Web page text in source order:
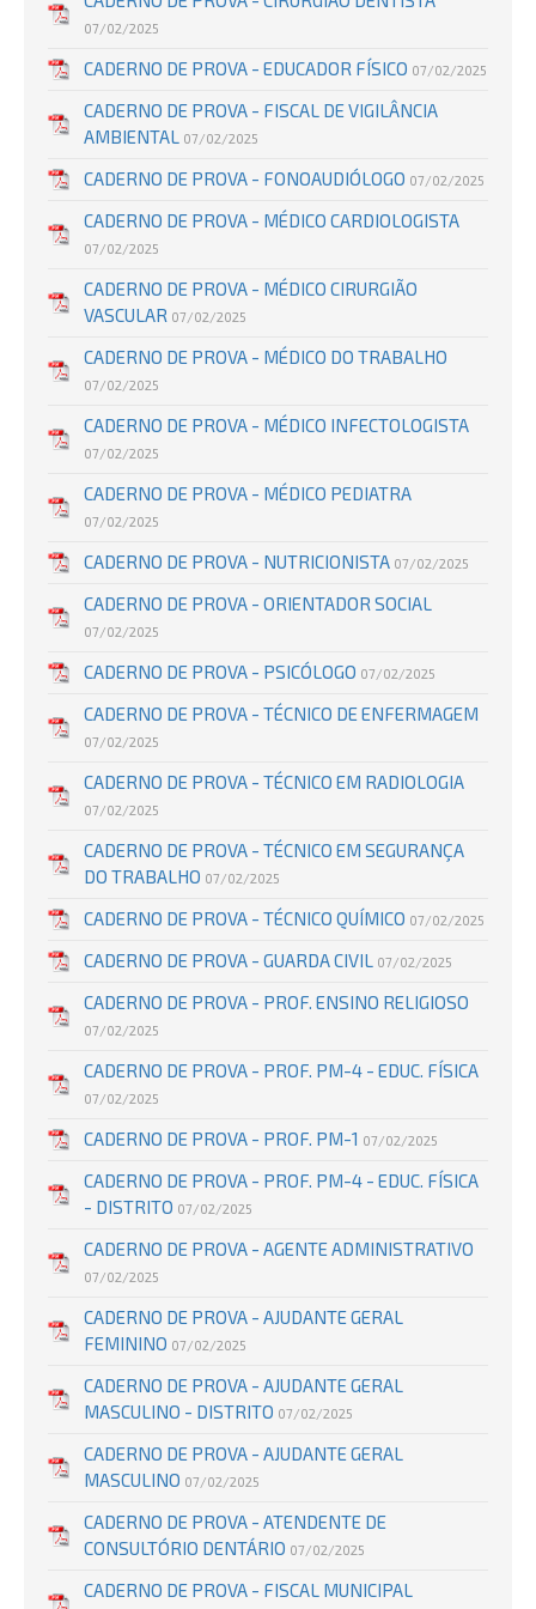
07/02/2025
CADERNO DE PROVA - EDUCADOR FÍSICO 07/02/2025
CADERNO DE PROVA - FISCAL DE VIGILÂNCIA
AMBIENTAL 07/02/2025
CADERNO DE PROVA - FONOAUDIÓLOGO 07/02/2025
CADERNO DE PROVA - MÉDICO CARDIOLOGISTA
07/02/2025
CADERNO DE PROVA - MÉDICO CIRURGIÃO
VASCULAR 07/02/2025
CADERNO DE PROVA - MÉDICO DO TRABALHO
07/02/2025
CADERNO DE PROVA - MÉDICO INFECTOLOGISTA
07/02/2025
CADERNO DE PROVA - MÉDICO PEDIATRA
07/02/2025
CADERNO DE PROVA - NUTRICIONISTA 07/02/2025
CADERNO DE PROVA - ORIENTADOR SOCIAL
07/02/2025
CADERNO DE PROVA - PSICÓLOGO 07/02/2025
CADERNO DE PROVA - TÉCNICO DE ENFERMAGEM
07/02/2025
CADERNO DE PROVA - TÉCNICO EM RADIOLOGIA
07/02/2025
CADERNO DE PROVA - TÉCNICO EM SEGURANÇA
DO TRABALHO 07/02/2025
CADERNO DE PROVA - TÉCNICO QUÍMICO 07/02/2025
CADERNO DE PROVA - GUARDA CIVIL 07/02/2025
CADERNO DE PROVA - PROF. ENSINO RELIGIOSO
07/02/2025
CADERNO DE PROVA - PROF. PM-4 - EDUC. FÍSICA
07/02/2025
CADERNO DE PROVA - PROF. PM-1 07/02/2025
CADERNO DE PROVA - PROF. PM-4 - EDUC. FÍSICA
- DISTRITO 07/02/2025
CADERNO DE PROVA - AGENTE ADMINISTRATIVO
07/02/2025
CADERNO DE PROVA - AJUDANTE GERAL
FEMININO 07/02/2025
CADERNO DE PROVA - AJUDANTE GERAL
MASCULINO - DISTRITO 07/02/2025
CADERNO DE PROVA - AJUDANTE GERAL
MASCULINO 07/02/2025
CADERNO DE PROVA - ATENDENTE DE
CONSULTÓRIO DENTÁRIO 07/02/2025
CADERNO DE PROVA - FISCAL MUNICIPAL